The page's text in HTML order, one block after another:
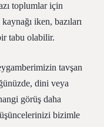
toplumlar için
iken, bazıları
tabu olabilir.
tavşan
dini veya
görüş daha
bizimle